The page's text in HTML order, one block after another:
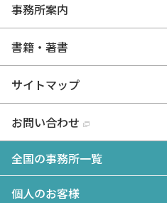
事務所案内
書籍・著書
サイトマップ
お問い合わせ
全国の事務所一覧
個人のお客様